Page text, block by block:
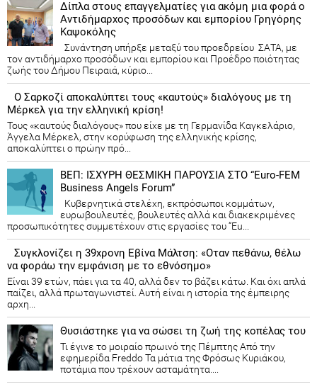
Δίπλα στους επαγγελματίες για ακόμη μια φορά ο
Αντιδήμαρχος προσόδων και εμπορίου Γρηγόρης
Καψοκόλης
Συνάντηση υπήρξε μεταξύ του προεδρείου ΣΑΤΑ, με
τον αντιδήμαρχο προσόδων και εμπορίου και Προέδρο ποιότητας
ζωής του Δήμου Πειραιά, κύριο...
Ο Σαρκοζί αποκαλύπτει τους «καυτούς» διαλόγους με τη
Μέρκελ για την ελληνική κρίση!
Τους «καυτούς διαλόγους» που είχε με τη Γερμανίδα Καγκελάριο,
Άγγελα Μέρκελ, στην κορύφωση της ελληνικής κρίσης,
αποκαλύπτει ο πρώην πρό...
ΒΕΠ: ΙΣΧΥΡΗ ΘΕΣΜΙΚΗ ΠΑΡΟΥΣΙΑ ΣΤΟ “Euro-FEM
Business Angels Forum”
Κυβερνητικά στελέχη, εκπρόσωποι κομμάτων,
ευρωβουλευτές, βουλευτές αλλά και διακεκριμένες
προσωπικότητες συμμετέχουν στις εργασίες του “Eu...
Συγκλονίζει η 39χρονη Εβίνα Μάλτση: «Οταν πεθάνω, θέλω
να φοράω την εμφάνιση με το εθνόσημο»
Είναι 39 ετών, πάει για τα 40, αλλά δεν το βάζει κάτω. Και όχι απλά
παίζει, αλλά πρωταγωνιστεί. Αυτή είναι η ιστορία της έμπειρης
αρχη...
Θυσιάστηκε για να σώσει τη ζωή της κοπέλας του
Τι έγινε το μοιραίο πρωινό της Πέμπτης Από την
εφημερίδα Freddo Τα μάτια της Φρόσως Κυριάκου,
ποτάμια που τρέχουν ασταμάτητα....